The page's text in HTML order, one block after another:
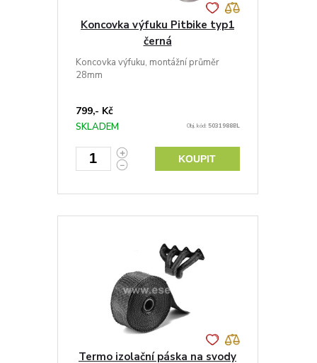
Koncovka výfuku Pitbike typ1
černá
Koncovka výfuku, montážní průměr
28mm
799,- Kč
SKLADEM Obj. kód: 5031988BL
KOUPIT
Termo izolační páska na svody